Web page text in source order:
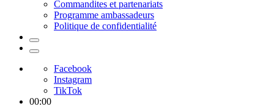
Commandites et partenariats
Programme ambassadeurs
Politique de confidentialité
Facebook
Instagram
TikTok
00:00